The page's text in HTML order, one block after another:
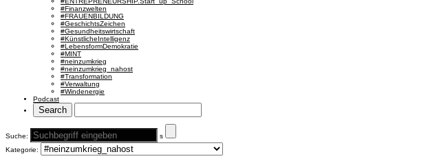
#Finanzwelten
#FRAUENBILDUNG
#GeschichtsZeichen
#Gesundheitswirtschaft
#KünstlicheIntelligenz
#LebensformDemokratie
#MINT
#neinzumkrieg
#neinzumkrieg_nahost
#Transformation
#Verwaltung
#Windenergie
Podcast
Suche:
s
Kategorie: